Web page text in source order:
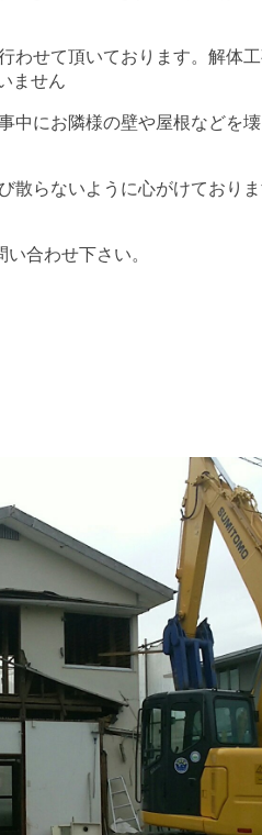
わせて頂いております。解体
ません
にお隣様の壁や屋根などを
散らないように心がけており
合わせ下さい。